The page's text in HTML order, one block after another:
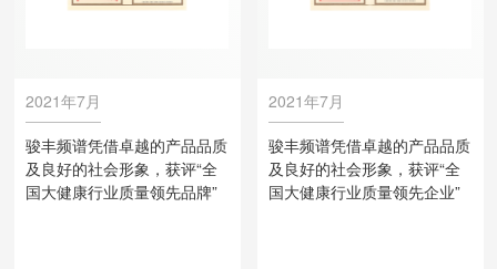
2021年7月
骏丰频谱凭借卓越的产品品质
及良好的社会形象，获评“全
国大健康行业质量领先品牌”
2021年7月
骏丰频谱凭借卓越的产品品质
及良好的社会形象，获评“全
国大健康行业质量领先企业”